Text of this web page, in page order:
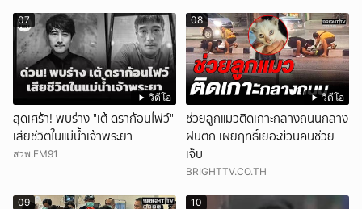
วิดีโอ
07
สุดเศร้า! พบร่าง "เต้ ดราก้อนไฟว์"
เสียชีวิตในแม่น้ำเจ้าพระยา
สวพ.FM91
วิดีโอ
08
ช่วยลูกแมวติดเกาะกลางถนนกลาง
ฝนตก เผยฤทธิ์เยอะข่วนคนช่วย
เจ็บ
BRIGHTTV.CO.TH
09 10